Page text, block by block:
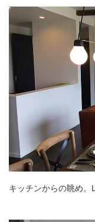
キッチンからの眺め。